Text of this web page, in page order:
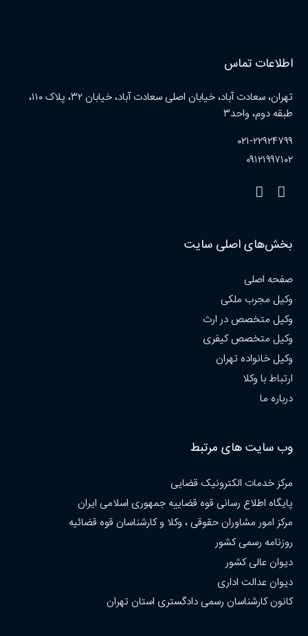
اطلاعات تماس
تهران، سعادت آباد، خیابان اصلی سعادت آباد، خیابان ۳۲، پلاک ۱۱۰،
طبقه دوم، واحد۳
۰۲۱-۲۲۹۲۴۷۹۹
۰۹۱۲۱۹۹۷۱۰۲
بخش‌های اصلی سایت
صفحه اصلی
وکیل مجرب ملکی
وکیل متخصص در ارث
وکیل متخصص کیفری
وکیل خانواده تهران
ارتباط با وکلا
درباره ما
وب سایت های مرتبط
مرکز خدمات الکترونیک قضایی
پایگاه اطلاع رسانی قوه قضاییه جمهوری اسلامی ایران
مرکز امور مشاوران حقوقی ، وکلا و کارشناسان قوه قضائیه
روزنامه رسمی کشور
دیوان عالی کشور
دیوان عدالت اداری
کانون کارشناسان رسمی دادگستری استان تهران